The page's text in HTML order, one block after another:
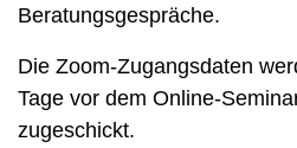
Beratungsgespräche.
Die Zoom-Zugangsdaten
Tage vor dem Online-
zugeschickt.